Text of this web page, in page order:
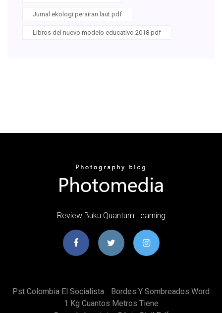
Jurnal ekologi perairan laut pdf
Libros del nuevo modelo educativo 2018 pdf
Review Buku Quantum Learning
Pst Colombia El Socialista
Bordes Y Sombreados Word
1 Kg Cuantos Metros Tiene